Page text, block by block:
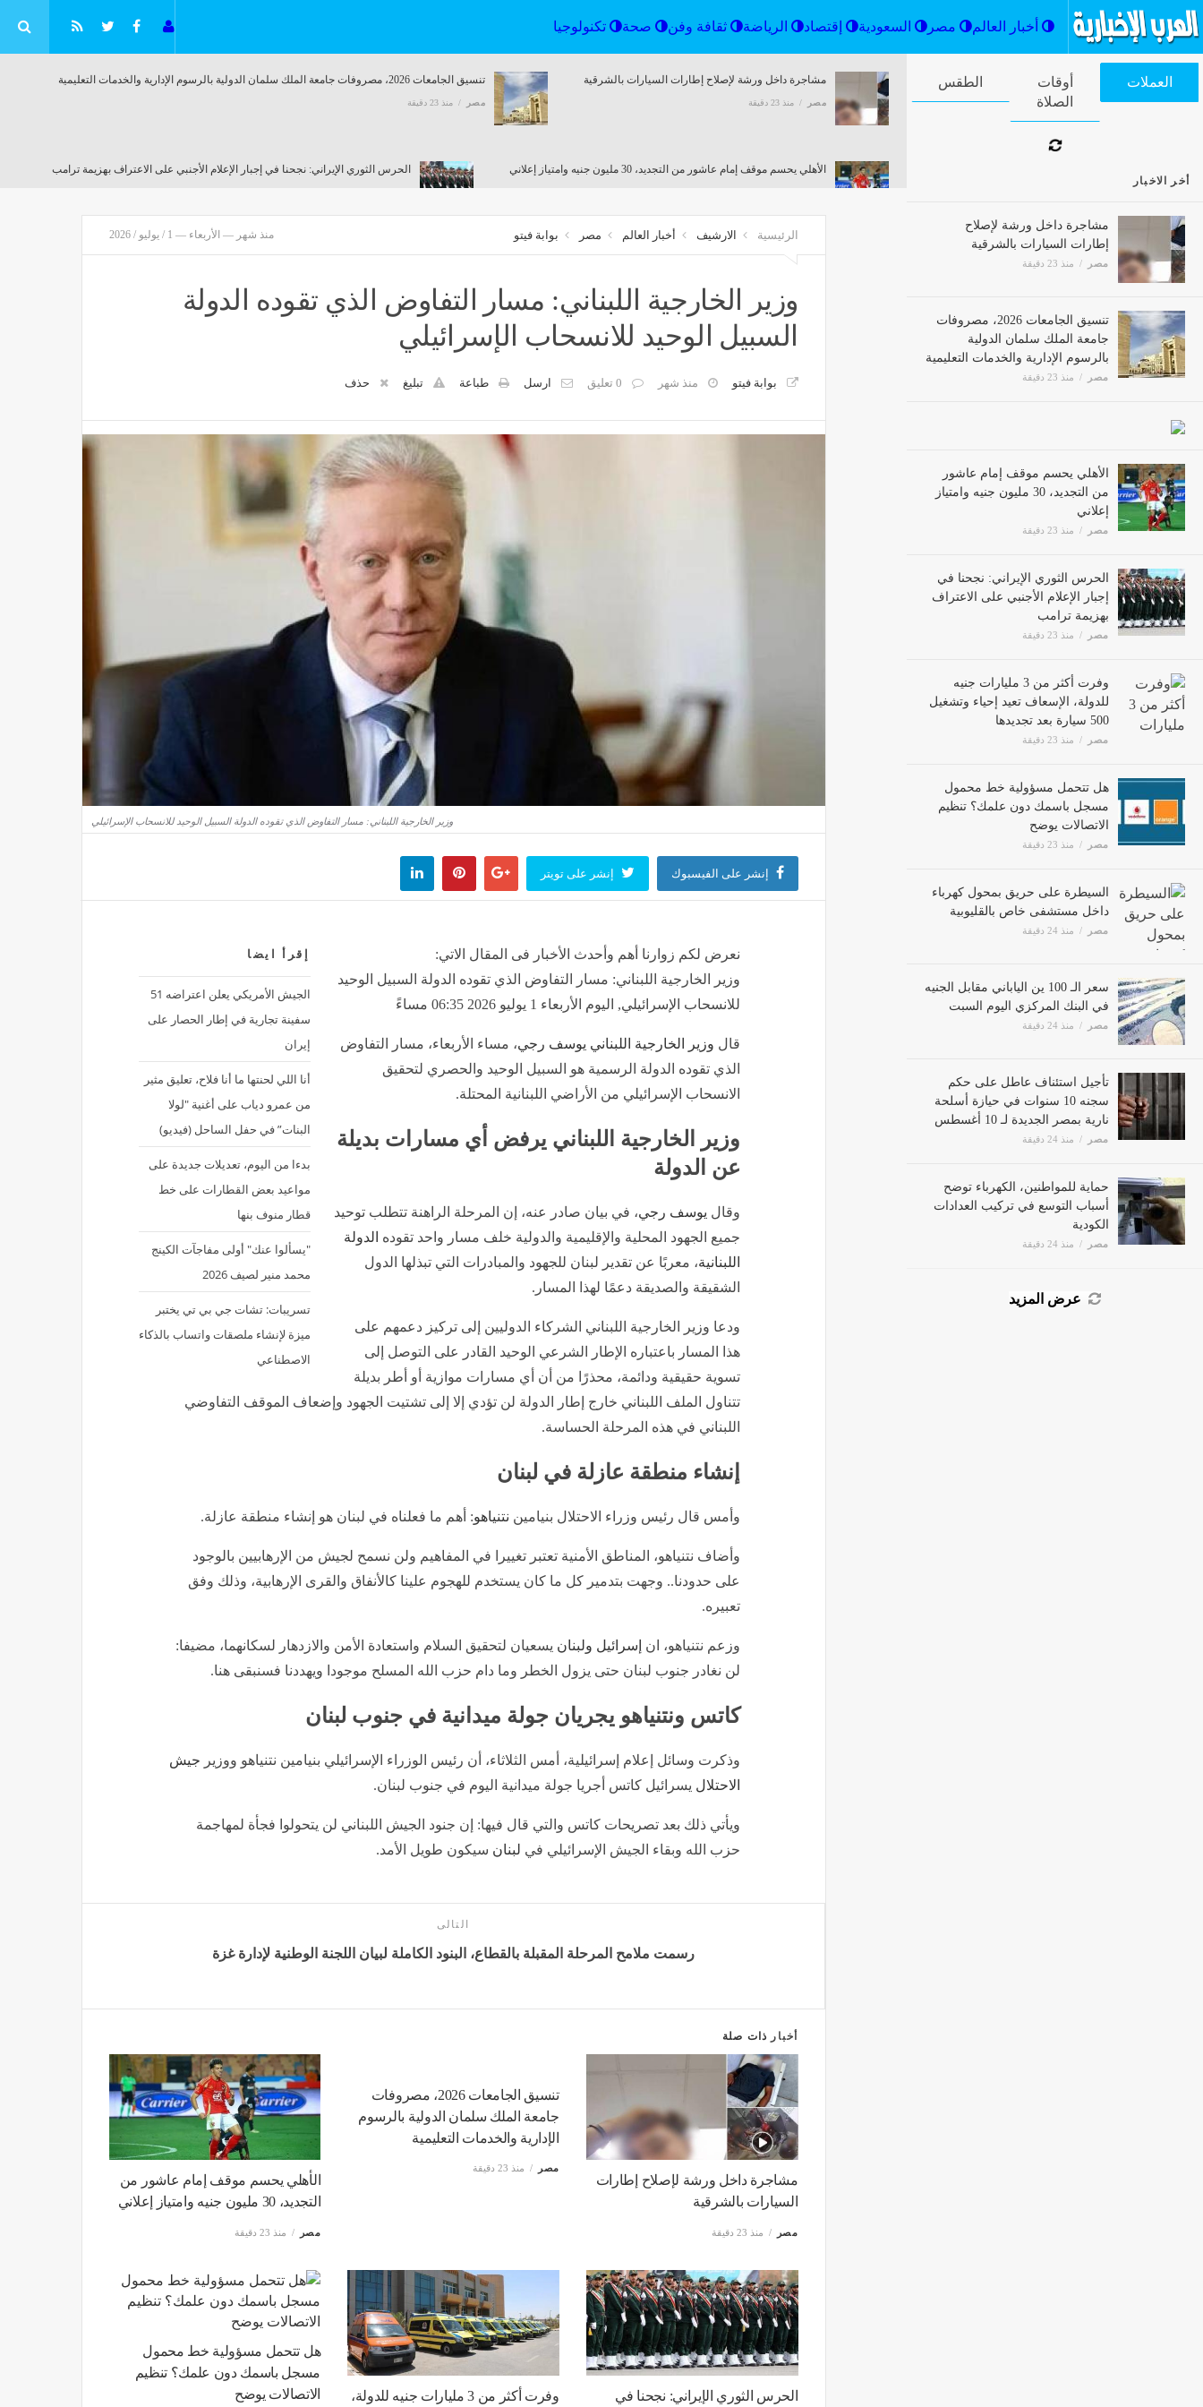
أخبار العالم مصر السعودية إقتصاد الرياضة ثقافة وفن
العملات أوقات الصلاة الطقس
أخر الاخبار
إطارات السيارات بالشرقية
مصر
جامعة الملك سلمان الدولية
بالرسوم الإدارية والخدمات التعليمية
مصر منذ 23 دقيقة
الأهلي يحسم موقف إمام عاشور
من التجديد، 30 مليون جنيه وامتياز
إعلاني
مصر
إجبار الإعلام الأجنبي على الاعتراف
بهزيمة ترامب
مصر منذ 23 دقيقة
للدولة، الإسعاف تعيد إحياء وتشغيل
500 سيارة بعد تجديدها
منذ 23 دقيقة
مسجل باسمك دون علمك؟ تنظيم
الاتصالات يوضح
داخل مستشفى خاص بالقليوبية
مصر
الجنيه في البنك المركزي اليوم
السبت
مصر
تأجيل استئناف عاطل على حكم
سجنه 10 سنوات في حيازة أسلحة
نارية بمصر الجديدة لـ 10 أغسطس
مصر منذ 24 دقيقة
حماية للمواطنين، الكهرباء توضح
أسباب التوسع في تركيب العدادات
الكودية
مصر منذ 24 دقيقة
عرض المزيد
مشاجرة داخل ورشة لإصلاح إطارات السيارات بالشرقية
مصر منذ 23 دقيقة
تنسيق الجامعات 2026، مصروفات جامعة الملك سلمان الدولية بالرسوم الإدارية والخدمات التعليمية
مصر منذ 23 دقيقة
الأهلي يحسم موقف إمام عاشور من التجديد، 30 مليون جنيه وامتياز إعلاني الحرس الثوري الإيراني: نجحنا في إجبار الإعلام الأجنبي على الاعتراف بهزيمة ترامب
منذ 23 دقيقة
منذ 23 دقيقة
سعر الـ 100 ين الياباني مقابل الجنيه في البنك المركزي اليوم السبت
مصر منذ 24 دقيقة
حماية للمواطنين، الكهرباء توضح أسباب التوسع في تركيب العدادات الكودية
الرئيسية الارشيف أخبار العالم مصر بوابة فيتو منذ شهر — الأربعاء — 1 / يوليو / 2026
وزير الخارجية اللبناني: مسار التفاوض الذي تقوده الدولة
السبيل الوحيد للانسحاب الإسرائيلي
بوابة فيتو منذ شهر 0 تعليق ارسل طباعة تبليغ حذف
وزير الخارجية اللبناني: مسار التفاوض الذي تقوده الدولة السبيل الوحيد للانسحاب الإسرائيلي
إنشر على الفيسبوك إنشر على تويتر
إقرأ ايضا
الجيش الأمريكي يعلن اعتراضه 51
سفينة تجارية في إطار الحصار على
إيران
أنا اللي لحنتها ما أنا فلاح، تعليق مثير
من عمرو دياب على أغنية "لولا
البنات” في حفل الساحل (فيديو)
بدءا من اليوم، تعديلات جديدة على
مواعيد بعض القطارات على خط
قطار منوف بنها
"يسألوا عنك" أولى مفاجآت الكينج
محمد منير لصيف 2026
تسريبات: تشات جي بي تي يختبر
ميزة لإنشاء ملصقات واتساب بالذكاء
الاصطناعي
نعرض لكم زوارنا أهم وأحدث الأخبار فى المقال الاتي:
وزير الخارجية اللبناني: مسار التفاوض الذي تقوده الدولة السبيل الوحيد
للانسحاب الإسرائيلي, اليوم الأربعاء 1 يوليو 2026 06:35 مساءً
قال وزير الخارجية اللبناني يوسف رجي، مساء الأربعاء، مسار التفاوض
الذي تقوده الدولة الرسمية هو السبيل الوحيد والحصري لتحقيق
الانسحاب الإسرائيلي من الأراضي اللبنانية المحتلة.
وزير الخارجية اللبناني يرفض أي مسارات بديلة
عن الدولة
وقال يوسف رجي، في بيان صادر عنه، إن المرحلة الراهنة تتطلب توحيد
جميع الجهود المحلية والإقليمية والدولية خلف مسار واحد تقوده الدولة
اللبنانية، معربًا عن تقدير لبنان للجهود والمبادرات التي تبذلها الدول
الشقيقة والصديقة دعمًا لهذا المسار.
ودعا وزير الخارجية اللبناني الشركاء الدوليين إلى تركيز دعمهم على
هذا المسار باعتباره الإطار الشرعي الوحيد القادر على التوصل إلى
تسوية حقيقية ودائمة، محذرًا من أن أي مسارات موازية أو أطر بديلة
تتناول الملف اللبناني خارج إطار الدولة لن تؤدي إلا إلى تشتيت الجهود وإضعاف الموقف التفاوضي
اللبناني في هذه المرحلة الحساسة.
إنشاء منطقة عازلة في لبنان
وأمس قال رئيس وزراء الاحتلال بنيامين نتنياهو: أهم ما فعلناه في ‎لبنان هو إنشاء منطقة عازلة.
وأضاف نتنياهو، المناطق الأمنية تعتبر تغييرا في المفاهيم ولن نسمح لجيش من الإرهابيين بالوجود
على حدودنا.. وجهت بتدمير كل ما كان يستخدم للهجوم علينا كالأنفاق والقرى الإرهابية، وذلك وفق
تعبيره.
وزعم نتنياهو، ان إسرائيل ولبنان يسعيان لتحقيق السلام واستعادة الأمن والازدهار لسكانهما، مضيفا:
لن نغادر جنوب لبنان حتى يزول الخطر وما دام ‎حزب الله المسلح موجودا ويهددنا فسنبقى هنا.
كاتس ونتنياهو يجريان جولة ميدانية في جنوب لبنان
وذكرت وسائل إعلام إسرائيلية، أمس الثلاثاء، أن رئيس الوزراء الإسرائيلي بنيامين نتنياهو ووزير جيش
الاحتلال يسرائيل كاتس أجريا جولة ميدانية اليوم في جنوب لبنان.
ويأتي ذلك بعد تصريحات كاتس والتي قال فيها: إن جنود الجيش اللبناني لن يتحولوا فجأة لمهاجمة
حزب الله وبقاء الجيش الإسرائيلي في لبنان سيكون طويل الأمد.
التالى
رسمت ملامح المرحلة المقبلة بالقطاع، البنود الكاملة لبيان اللجنة الوطنية لإدارة غزة
أخبار ذات صلة
مشاجرة داخل ورشة لإصلاح إطارات
السيارات بالشرقية
مصر منذ 23 دقيقة
تنسيق الجامعات 2026، مصروفات
جامعة الملك سلمان الدولية بالرسوم
الإدارية والخدمات التعليمية
مصر منذ 23 دقيقة
الأهلي يحسم موقف إمام عاشور من
التجديد، 30 مليون جنيه وامتياز إعلاني
مصر منذ 23 دقيقة
الحرس الثوري الإيراني: نجحنا في
وفرت أكثر من 3 مليارات جنيه للدولة،
هل تتحمل مسؤولية خط محمول
مسجل باسمك دون علمك؟ تنظيم
الاتصالات يوضح